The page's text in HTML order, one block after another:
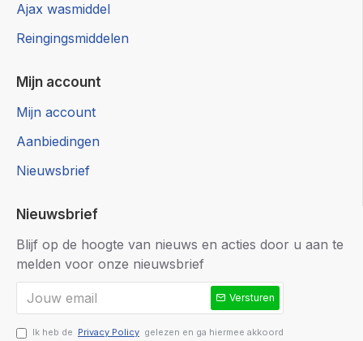
Ajax wasmiddel
Reingingsmiddelen
Mijn account
Mijn account
Aanbiedingen
Nieuwsbrief
Nieuwsbrief
Blijf op de hoogte van nieuws en acties door u aan te
melden voor onze nieuwsbrief
Versturen
Ik heb de Privacy Policy gelezen en ga hiermee akkoord